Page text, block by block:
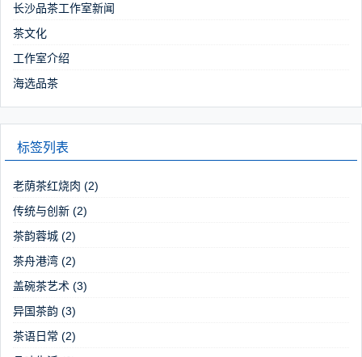
长沙品茶工作室新闻
茶文化
工作室介绍
海选品茶
标签列表
老荫茶红烧肉 (2)
传统与创新 (2)
茶韵蓉城 (2)
茶舟港湾 (2)
盖碗茶艺术 (3)
异国茶韵 (3)
茶语日常 (2)